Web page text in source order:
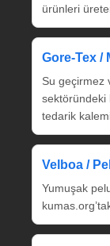
ürünleri
Gore‑Tex /
Su geçirmez
sektöründeki
tedarik
Velboa /
Yumuşak